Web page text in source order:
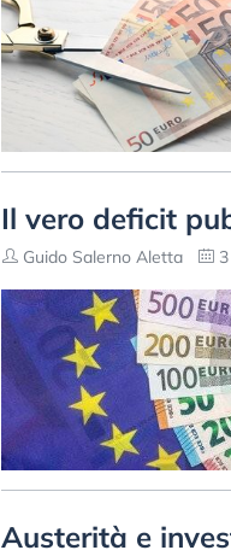
Il vero deficit
Guido Salerno Aletta
Austerità e